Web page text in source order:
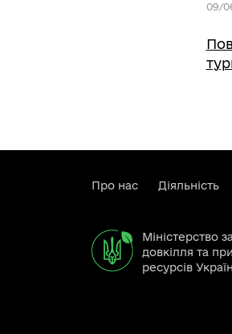
09/
Про нас Діяльність
Міністерство
довкілля та
ресурсів